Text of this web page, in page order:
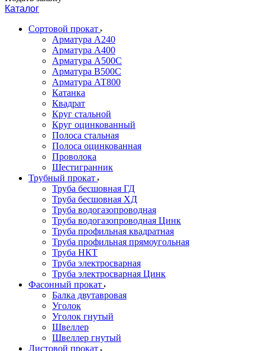
Каталог
Сортовой прокат
Арматура А240
Арматура А400
Арматура А500C
Арматура В500С
Арматура АТ800
Катанка
Квадрат
Круг стальной
Круг оцинкованный
Полоса стальная
Полоса оцинкованная
Проволока
Шестигранник
Трубный прокат
Труба бесшовная ГД
Труба бесшовная ХД
Труба водогазопроводная
Труба водогазопроводная Цинк
Труба профильная квадратная
Труба профильная прямоугольная
Труба НКТ
Труба электросварная
Труба электросварная Цинк
Фасонный прокат
Балка двутавровая
Уголок
Уголок гнутый
Швеллер
Швеллер гнутый
Листовой прокат